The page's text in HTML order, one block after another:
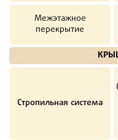
Межэтажное
перекрытие
Стропильная система